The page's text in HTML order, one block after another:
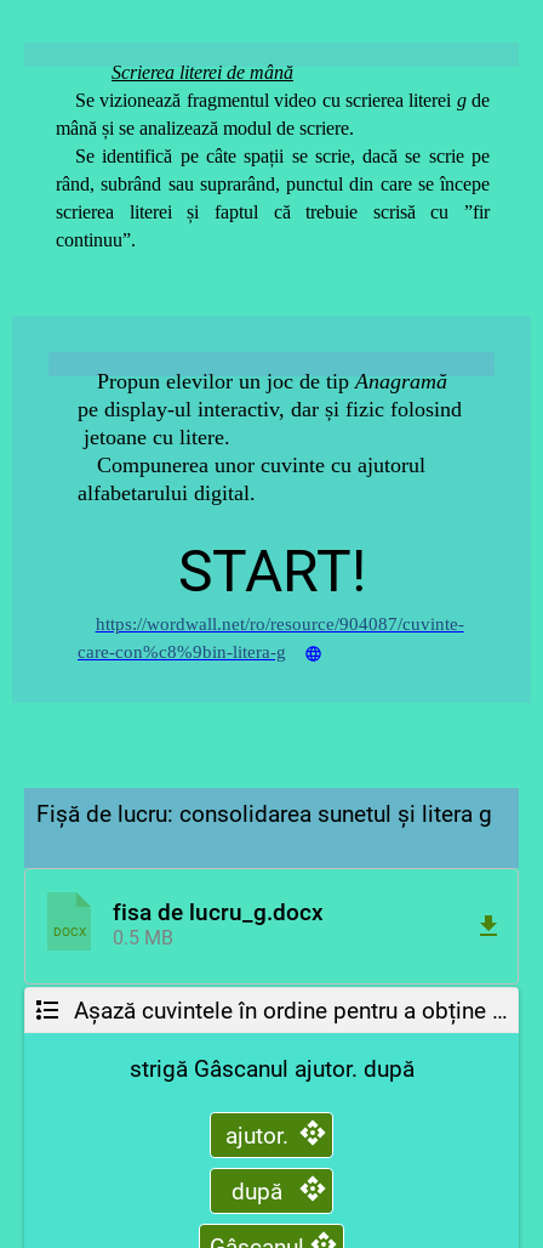
Scrierea literei de mână
Se vizionează fragmentul video cu scrierea literei gde
mână și se analizează modul de scriere.
Se identifică pe câte spații se scrie, dacă se scrie pe
rând, subrând sau suprarând, punctul din care se începe
scrierea literei și faptul că trebuie scrisă cu ”fir
continuu”.
Propun elevilor un joc de tipAnagramă
pe display-ul interactiv, dar și fizic folosind
jetoane cu litere.
Compunerea unor cuvinte cu ajutorul
alfabetarului digital.
START!
https://wordwall.net/ro/resource/904087/cuvinte-
care-con%c8%9bin-litera-g
Fișă de lucru: consolidarea sunetul și litera g
DOCX
fisa de lucru_g.docx
0.5 MB
Așază cuvintele în ordine pentru a obține o propoziție cu sens!
strigă Gâscanul ajutor. după
ajutor.
după